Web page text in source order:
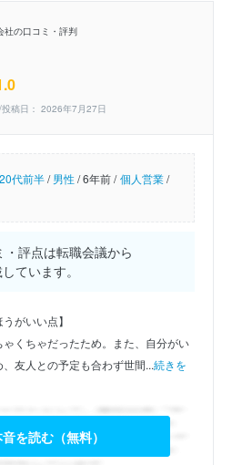
社の口コミ・評判
稿日： 2026年7月27日
20代前半/男性/6年前 / 個人営業/
評点は転職会議から
ています。
がいい点】
くちゃだったため。また、自分がい
友人との予定も合わず世間...続きを
を読む（無料）